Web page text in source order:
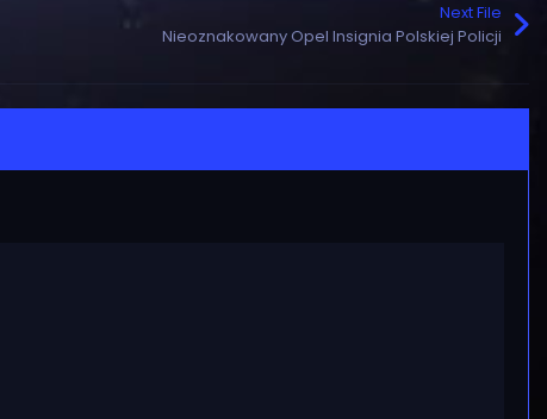
Next File
Nieoznakowany Opel Insignia Polskiej Policji